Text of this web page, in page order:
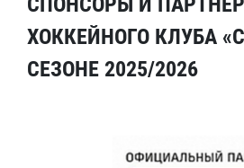
ХОККЕЙНОГО КЛУБА
СЕЗОНЕ 2025/2026